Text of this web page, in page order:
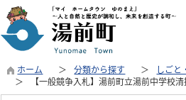
ホーム 分類から探す しごと
【一般競争入札】湯前町立湯前中学校